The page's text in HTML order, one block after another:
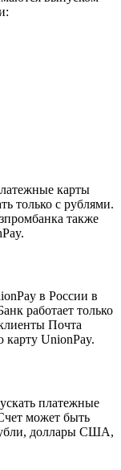
карты
только с рублями.
также
в России в
работает только
Почта
карту UnionPay.
платежные
может быть
доллары США,